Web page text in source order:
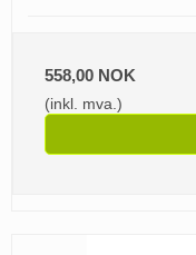
558,00 NOK
(inkl. mva.)